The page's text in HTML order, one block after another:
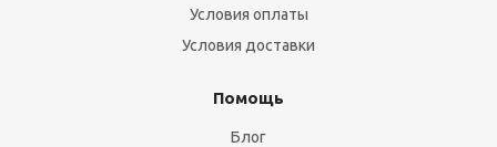
Условия оплаты
Условия доставки
Помощь
Блог